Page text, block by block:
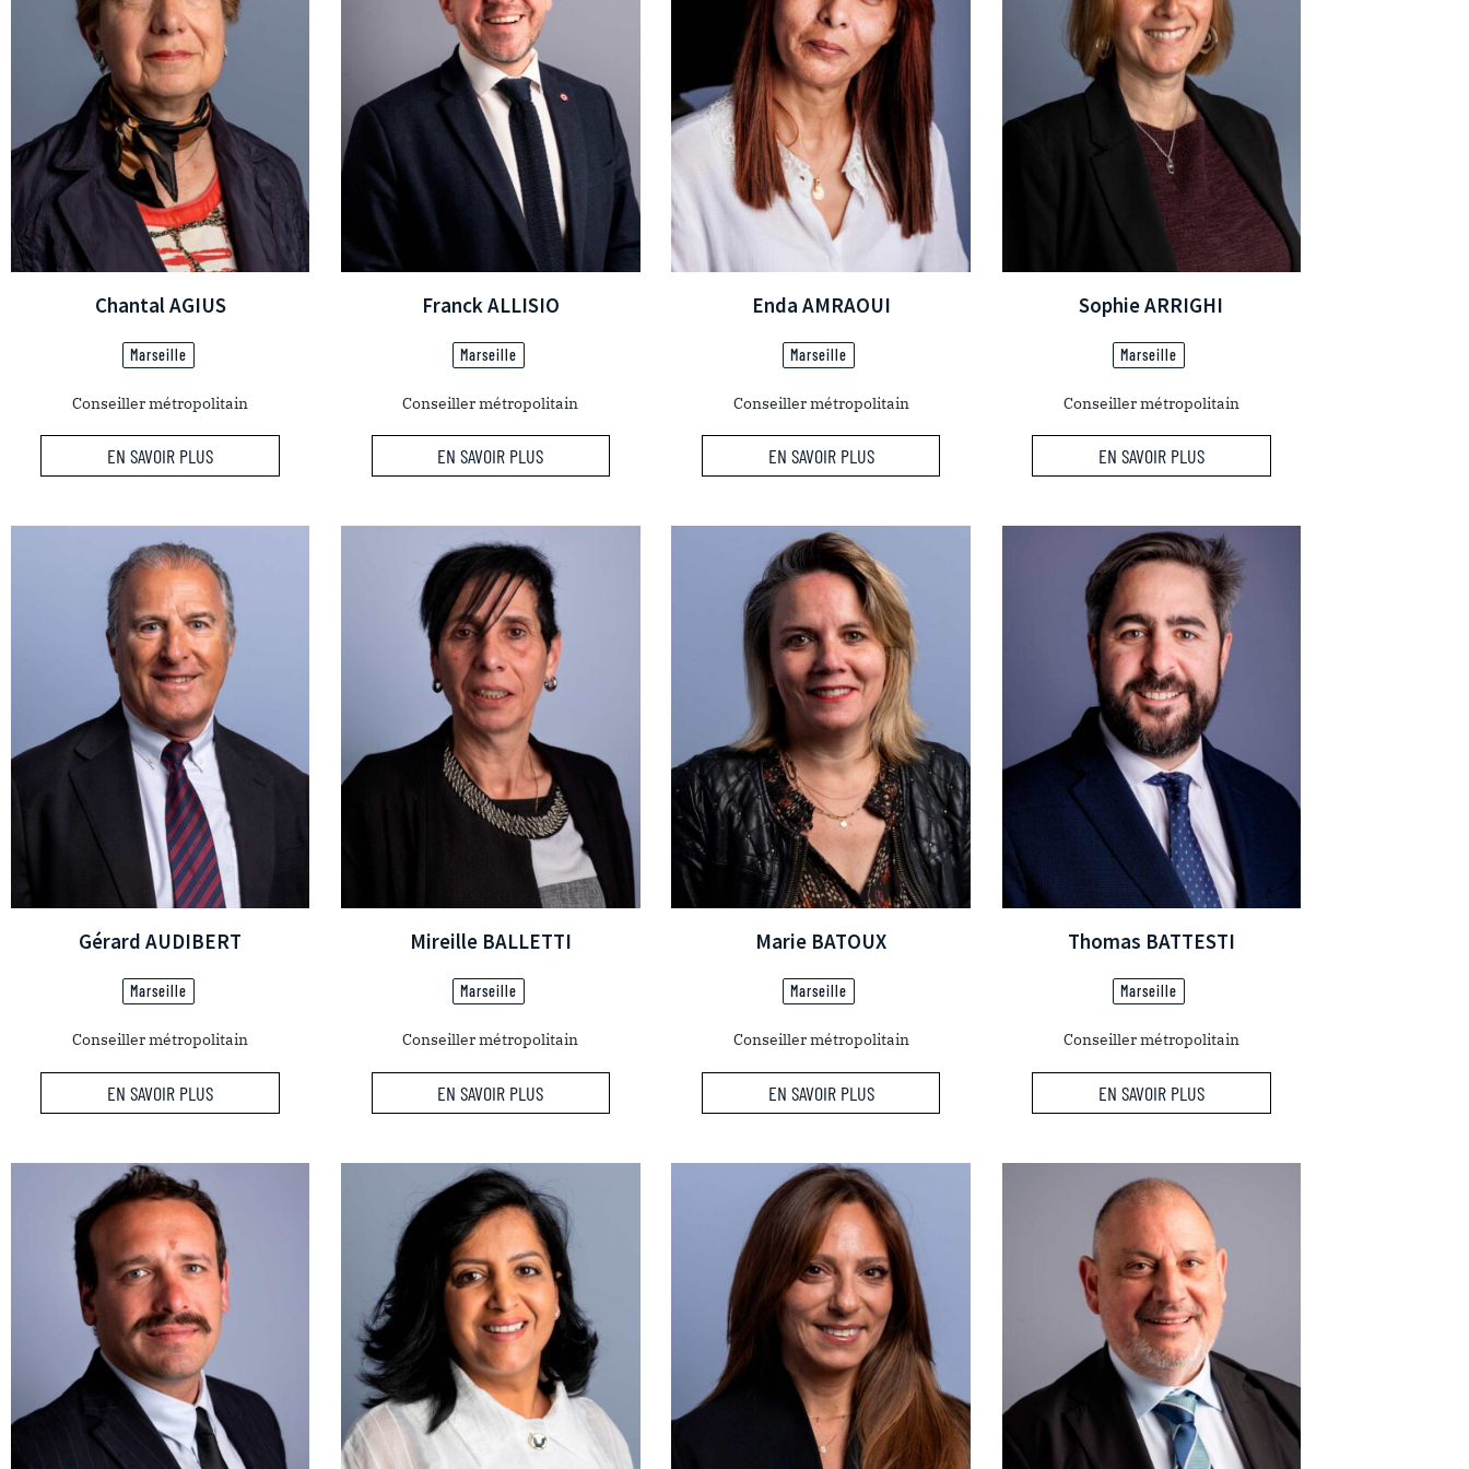
Chantal AGIUS
Marseille
Conseiller métropolitain
EN SAVOIR PLUS
Franck ALLISIO
Marseille
Conseiller métropolitain
EN SAVOIR PLUS
Enda AMRAOUI
Marseille
Conseiller métropolitain
EN SAVOIR PLUS
Sophie ARRIGHI
Marseille
Conseiller métropolitain
EN SAVOIR PLUS
Gérard AUDIBERT
Marseille
Conseiller métropolitain
EN SAVOIR PLUS
Mireille BALLETTI
Marseille
Conseiller métropolitain
EN SAVOIR PLUS
Marie BATOUX
Marseille
Conseiller métropolitain
EN SAVOIR PLUS
Thomas BATTESTI
Marseille
Conseiller métropolitain
EN SAVOIR PLUS